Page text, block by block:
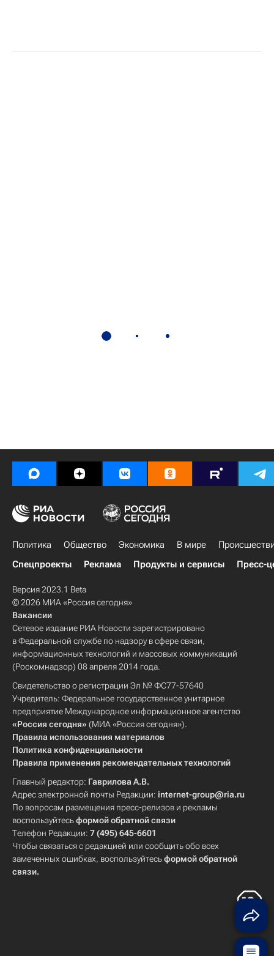
Политика Общество Экономика В мире
Спецпроекты
Реклама Продукты и сервисы Пресс-
Версия 2023.1 Beta
© 2026 МИА «Россия сегодня»
Вакансии
Сетевое издание РИА Новости зарегистрировано
в Федеральной службе по надзору в сфере связи,
информационных технологий и массовых коммуникаций
(Роскомнадзор) 08 апреля 2014 года.
Свидетельство о регистрации Эл № ФС77-57640
Учредитель: Федеральное государственное унитарное
предприятие Международное информационное агентство
«Россия сегодня» (МИА «Россия сегодня»).
Правила использования материалов
Политика конфиденциальности
Правила применения рекомендательных технологий
Главный редактор: Гаврилова А.В.
Адрес электронной почты Редакции: internet-group@ria.ru
По вопросам размещения пресс-релизов и рекламы
воспользуйтесьформой обратной связи
Телефон Редакции: 7 (495) 645-6601
Чтобы связаться с редакцией или сообщить обо всех
замеченных ошибках, воспользуйтесьформой обратной
связи.